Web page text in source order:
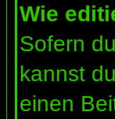
Wie
Sofern
kannst
einen